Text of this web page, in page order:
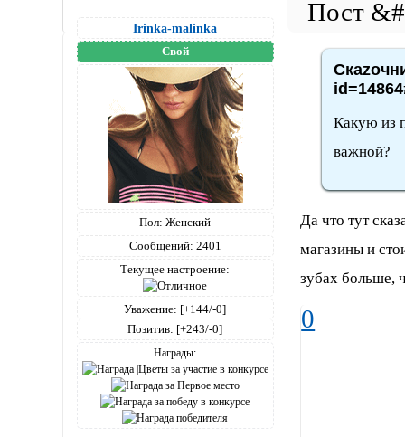
Irinka-malinka
Свой
Пол: Женский
Сообщений: 2401
Текущее настроение:
Уважение: [+144/-0]
Позитив: [+243/-0]
Награды:
Какую из
важной?
Да что тут
магазины и
зубах больше,
0